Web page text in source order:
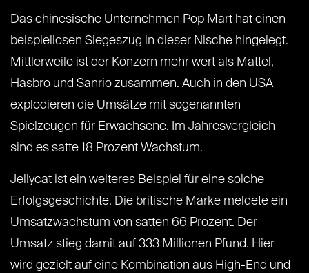
Das chinesische Unternehmen Pop Mart hat einen
beispiellosen Siegeszug in dieser Nische hingelegt.
Mittlerweile ist der Konzern mehr wert als Mattel,
Hasbro und Sanrio zusammen. Auch in den USA
explodieren die Umsätze mit sogenannten
Spielzeugen für Erwachsene. Im Jahresvergleich
sind es satte 18 Prozent Wachstum.
Jellycat ist ein weiteres Beispiel für eine solche
Erfolgsgeschichte. Die britische Marke meldete ein
Umsatzwachstum von satten 66 Prozent. Der
Umsatz stieg damit auf 333 Millionen Pfund. Hier
wird gezielt auf eine Kombination aus High-End und